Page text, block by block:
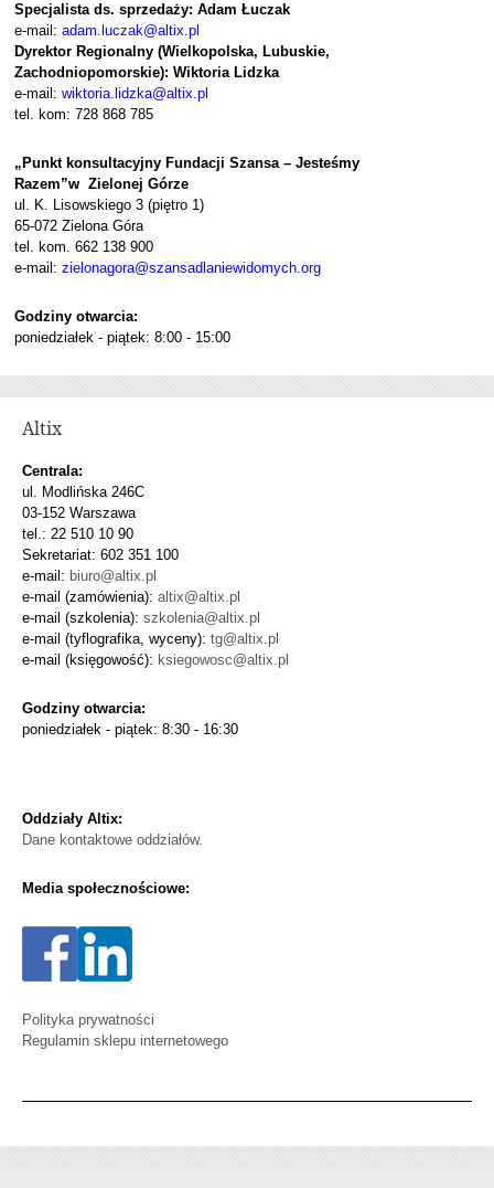
Specjalista ds. sprzedaży: Adam Łuczak
e-mail: adam.luczak@altix.pl
Dyrektor Regionalny (Wielkopolska, Lubuskie,
Zachodniopomorskie): Wiktoria Lidzka
e-mail: wiktoria.lidzka@altix.pl
tel. kom: 728 868 785
„Punkt konsultacyjny Fundacji Szansa – Jesteśmy
Razem”w Zielonej Górze
ul. K. Lisowskiego 3 (piętro 1)
65-072 Zielona Góra
tel. kom. 662 138 900
e-mail: zielonagora@szansadlaniewidomych.org
Godziny otwarcia:
poniedziałek - piątek: 8:00 - 15:00
Altix
Centrala:
ul. Modlińska 246C
03-152 Warszawa
tel.: 22 510 10 90
Sekretariat: 602 351 100
e-mail: biuro@altix.pl
e-mail (zamówienia): altix@altix.pl
e-mail (szkolenia): szkolenia@altix.pl
e-mail (tyflografika, wyceny): tg@altix.pl
e-mail (księgowość): ksiegowosc@altix.pl
Godziny otwarcia:
poniedziałek - piątek: 8:30 - 16:30
Oddziały Altix:
Dane kontaktowe oddziałów.
Media społecznościowe:
Polityka prywatności
Regulamin sklepu internetowego